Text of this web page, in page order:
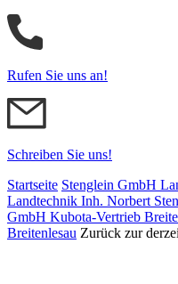
Rufen Sie uns an!
Schreiben Sie uns!
Startseite Stenglein GmbH
Land­tech­nik Inh. Norbert
GmbH Kubota-Vertrieb
Breitenlesau Zurück zur